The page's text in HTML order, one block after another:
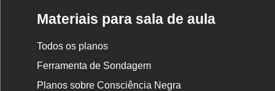
Materiais para sala de aula
Todos os planos
Ferramenta de Sondagem
Planos sobre Consciência Negra